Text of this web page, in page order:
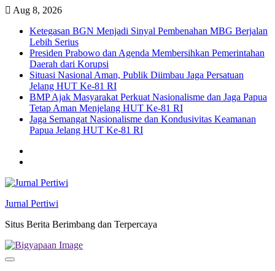
Skip
content
Aug 8, 2026
Ketegasan BGN Menjadi Sinyal Pembenahan MBG Berjalan
Lebih Serius
Presiden Prabowo dan Agenda Membersihkan Pemerintahan
Daerah dari Korupsi
Situasi Nasional Aman, Publik Diimbau Jaga Persatuan
Jelang HUT Ke-81 RI
BMP Ajak Masyarakat Perkuat Nasionalisme dan Jaga Papua
Tetap Aman Menjelang HUT Ke-81 RI
Jaga Semangat Nasionalisme dan Kondusivitas Keamanan
Papua Jelang HUT Ke-81 RI
Jurnal Pertiwi
Situs Berita Berimbang dan Terpercaya